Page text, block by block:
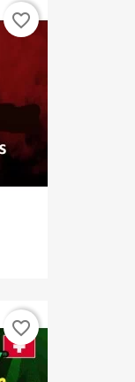
favorite_border
favorite_border